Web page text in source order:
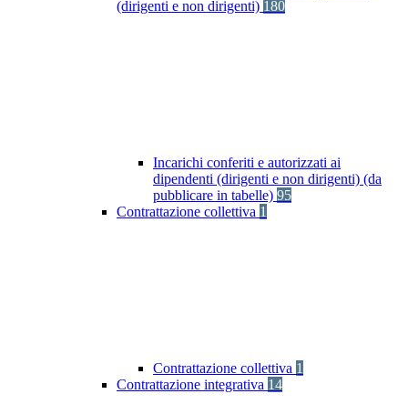
(dirigenti e non dirigenti) 180
Incarichi conferiti e autorizzati ai
dipendenti (dirigenti e non dirigenti) (da
pubblicare in tabelle) 95
Contrattazione collettiva 1
Contrattazione collettiva 1
Contrattazione integrativa 14